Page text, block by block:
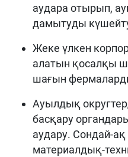
аудара отырып,
дамытуды
Жеке үлкен
алатын қосалқы
шағын
Ауылдық
басқару
аудару. Сондай-
материалдық-